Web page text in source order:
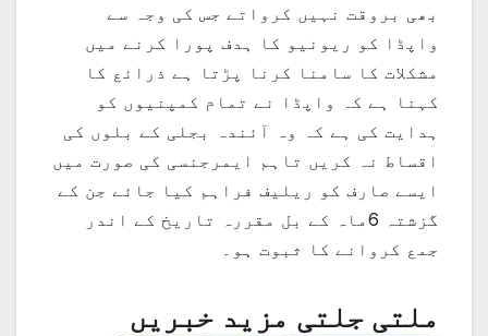
بھی بروقت نہیں کرواتے جس کی وجہ سے
واپڈا کو ریونیو کا ہدف پورا کرنے میں
مشکلات کا سامنا کرنا پڑتا ہے ذرائع کا
کہنا ہے کہ واپڈا نے تمام کمپنیوں کو
ہدایت کی ہے کہ وہ آئندہ بجلی کے بلوں کی
اقساط نہ کریں تاہم ایمرجنسی کی صورت میں
ایسے صارف کو ریلیف فراہم کیا جائے جن کے
گزشتہ 6ماہ کے بل مقررہ تاریخ کے اندر
جمع کروانے کا ثبوت ہو۔
ملتی جلتی مزید خبریں